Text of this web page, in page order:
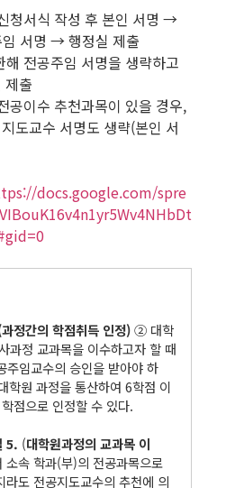
청서식 작성 후 본인 서명 →
서명 → 행정실 제출
전공주임 서명을 생략하고
제출
공이수 추천과목이 있을 경우,
도교수 서명도 생략(본인 서
docs.google.com/spre
정간의 학점취득 인정)② 대학
과정 교과목을 이수하고자 할 때
주임교수의 승인을 받아야 하
학원 과정을 통산하여 6학점 이
점으로 인정할 수 있다.
5. (대학원과정의 교과목 이
소속 학과(부)의 전공과목으로
도 전공지도교수의 추천에 의